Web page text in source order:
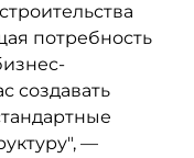
потребность
создавать
—